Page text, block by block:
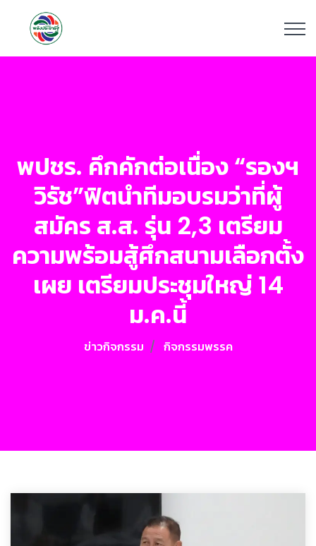
พปชร. คึกคักต่อเนื่อง “รองฯ
วิรัช”ฟิตนำทีมอบรมว่าที่ผู้
สมัคร ส.ส. รุ่น 2,3 เตรียม
ความพร้อมสู้ศึกสนามเลือกตั้ง
เผย เตรียมประชุมใหญ่ 14
ม.ค.นี้
ข่าวกิจกรรม กิจกรรมพรรค